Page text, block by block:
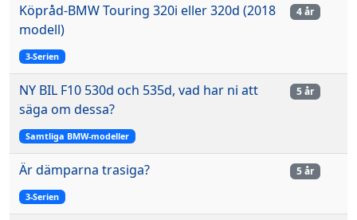
Köpråd-BMW Touring 320i eller 320d (2018
modell)
3-Serien
4 år
NY BIL F10 530d och 535d, vad har ni att
säga om dessa?
Samtliga BMW-modeller
5 år
Är dämparna trasiga?
3-Serien
5 år